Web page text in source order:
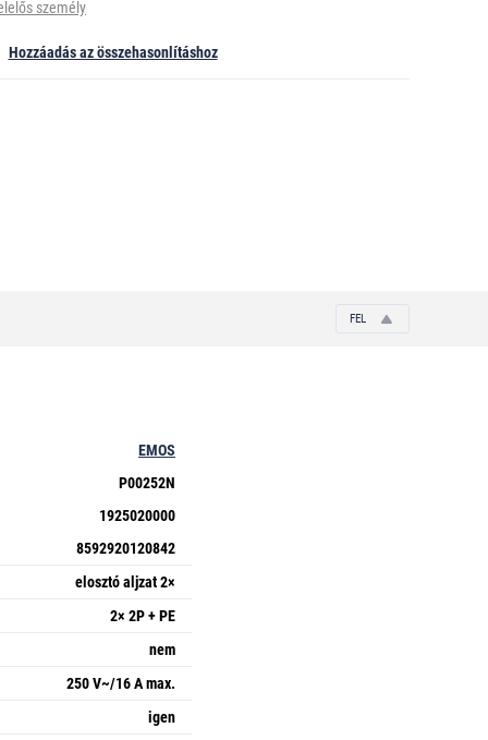
személy
Hozzáadás az összehasonlításhoz
FEL
EMOS
P00252N
1925020000
8592920120842
elosztó aljzat 2×
2× 2P + PE
nem
250 V~/16 A max.
igen